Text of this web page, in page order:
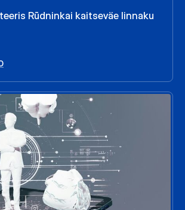
Rūdninkai kaitseväe linnaku